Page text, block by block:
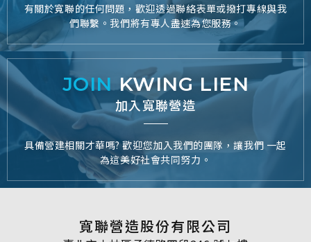
有關於寬聯的任何問題，歡迎透過聯絡表單或撥打專線與我
們聯繫。我們將有專人盡速為您服務。
JOINKWING LIEN
加入寬聯營造
具備營建相關才華嗎? 歡迎您加入我們的團隊，讓我們 一起
為這美好社會共同努力。
寬聯營造股份有限公司